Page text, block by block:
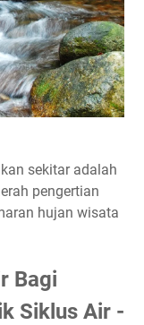
sekitar adalah
pengertian
hujan wisata
Bagi
Siklus Air -